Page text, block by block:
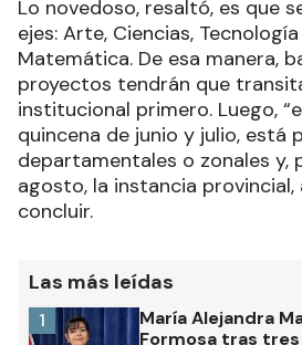
Lo novedoso, resaltó, es que
ejes: Arte, Ciencias,
Matemática. De esa manera,
proyectos tendrán que
institucional primero. Luego,
quincena de junio y julio, está
departamentales o zonales y,
agosto, la instancia
concluir.
Las más leídas
María Alejandra
Formosa tras
1